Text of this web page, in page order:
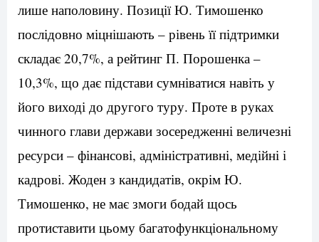
лише наполовину. Позиції Ю. Тимошенко
послідовно міцнішають – рівень її підтримки
складає 20,7%, а рейтинг П. Порошенка –
10,3%, що дає підстави сумніватися навіть у
його виході до другого туру. Проте в руках
чинного глави держави зосередженні величезні
ресурси – фінансові, адміністративні, медійні і
кадрові. Жоден з кандидатів, окрім Ю.
Тимошенко, не має змоги бодай щось
протиставити цьому багатофункціональному